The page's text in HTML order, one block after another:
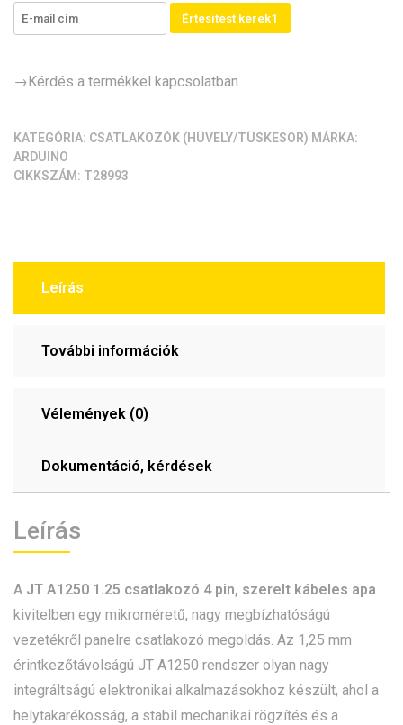
1.25mm,
micro,
mennyiség
Értesítést kérek1
→Kérdés a termékkel kapcsolatban
KATEGÓRIA: CSATLAKOZÓK (HÜVELY/TÜSKESOR) MÁRKA:
ARDUINO
CIKKSZÁM: T28993
Leírás
További információk
Vélemények (0)
Dokumentáció, kérdések
Leírás
A JT A1250 1.25 csatlakozó 4 pin, szerelt kábeles apa
kivitelben egy mikroméretű, nagy megbízhatóságú
vezetékről panelre csatlakozó megoldás. Az 1,25 mm
érintkezőtávolságú JT A1250 rendszer olyan nagy
integráltságú elektronikai alkalmazásokhoz készült, ahol a
helytakarékosság, a stabil mechanikai rögzítés és a